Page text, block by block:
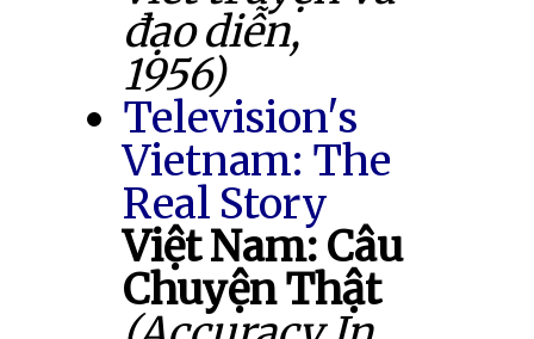
đạo diễn,
1956)
Television's
Vietnam: The
Real Story
Việt Nam: Câu
Chuyện Thật